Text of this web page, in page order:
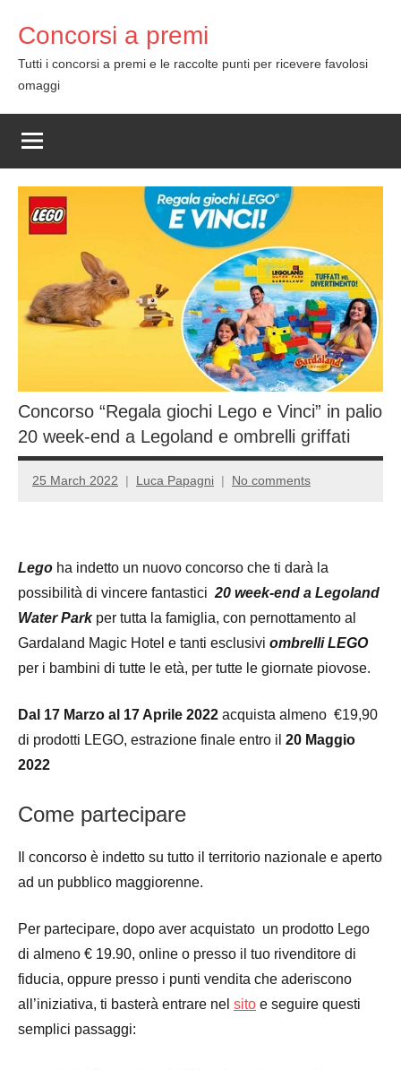
content
Concorsi a premi
Tutti i concorsi a premi e le raccolte punti per ricevere favolosi
omaggi
Concorso “Regala giochi Lego e Vinci” in palio
20 week-end a Legoland e ombrelli griffati
25 March 2022 Luca Papagni No comments
Lego ha indetto un nuovo concorso che ti darà la
possibilità di vincere fantastici 20 week-end a Legoland
Water Parkper tutta la famiglia, con pernottamento al
Gardaland Magic Hotel e tanti esclusivi ombrelli LEGO
per i bambini di tutte le età, per tutte le giornate piovose.
Dal 17 Marzo al 17 Aprile 2022 acquista almeno €19,90
di prodotti LEGO, estrazione finale entro il 20 Maggio
2022
Come partecipare
Il concorso è indetto su tutto il territorio nazionale e aperto
ad un pubblico maggiorenne.
Per partecipare, dopo aver acquistato un prodotto Lego
di almeno € 19.90, online o presso il tuo rivenditore di
fiducia, oppure presso i punti vendita che aderiscono
all’iniziativa, ti basterà entrare nel sito e seguire questi
semplici passaggi: